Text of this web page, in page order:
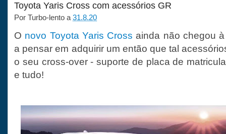
Toyota Yaris Cross com acessórios GR
Por Turbo-lento a 31.8.20
O novo Toyota Yaris Cross ainda não chegou
a pensar em adquirir um então que tal
o seu cross-over - suporte de placa de
e tudo!